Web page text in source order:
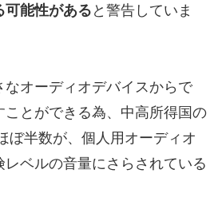
可能性があると警告していま
なオーディオデバイスからで
ことができる為、中高所得国の
ぼ半数が、個人用オーディオ
ベルの音量にさらされている